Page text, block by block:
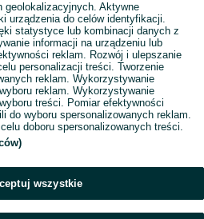
geolokalizacyjnych. Aktywne
urządzenia do celów identyfikacji.
statystyce lub kombinacji danych z
informacji na urządzeniu lub
reklam. Rozwój i ulepszanie
personalizacji treści. Tworzenie
reklam. Wykorzystywanie
reklam. Wykorzystywanie
treści. Pomiar efektywności
do wyboru spersonalizowanych reklam.
doboru spersonalizowanych treści.
wszystkie